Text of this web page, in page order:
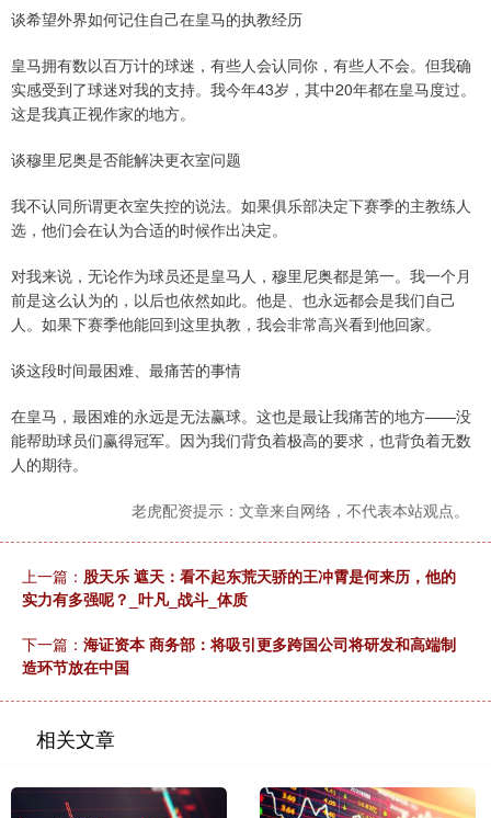
谈希望外界如何记住自己在皇马的执教经历
皇马拥有数以百万计的球迷，有些人会认同你，有些人不会。但我确
实感受到了球迷对我的支持。我今年43岁，其中20年都在皇马度过。
这是我真正视作家的地方。
谈穆里尼奥是否能解决更衣室问题
我不认同所谓更衣室失控的说法。如果俱乐部决定下赛季的主教练人
选，他们会在认为合适的时候作出决定。
对我来说，无论作为球员还是皇马人，穆里尼奥都是第一。我一个月
前是这么认为的，以后也依然如此。他是、也永远都会是我们自己
人。如果下赛季他能回到这里执教，我会非常高兴看到他回家。
谈这段时间最困难、最痛苦的事情
在皇马，最困难的永远是无法赢球。这也是最让我痛苦的地方——没
能帮助球员们赢得冠军。因为我们背负着极高的要求，也背负着无数
人的期待。
老虎配资提示：文章来自网络，不代表本站观点。
上一篇： 股天乐 遮天：看不起东荒天骄的王冲霄是何来历，他的
实力有多强呢？_叶凡_战斗_体质
下一篇： 海证资本 商务部：将吸引更多跨国公司将研发和高端制
造环节放在中国
相关文章